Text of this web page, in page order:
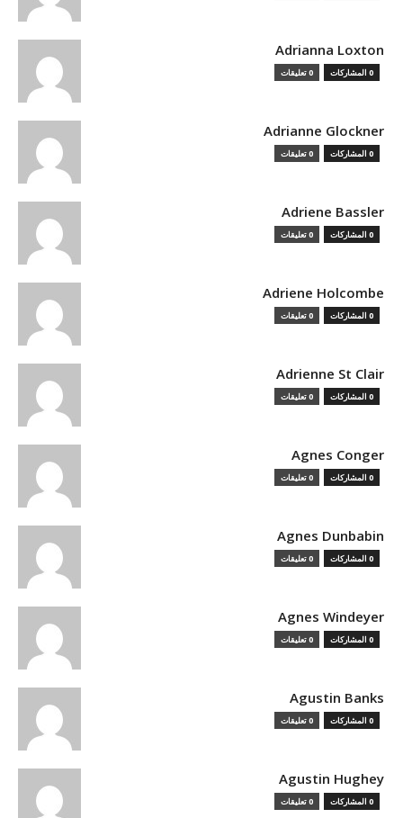
Adrianna Loxton
0 المشاركات 0 تعليقات
Adrianne Glockner
0 المشاركات 0 تعليقات
Adriene Bassler
0 المشاركات 0 تعليقات
Adriene Holcombe
0 المشاركات 0 تعليقات
Adrienne St Clair
0 المشاركات 0 تعليقات
Agnes Conger
0 المشاركات 0 تعليقات
Agnes Dunbabin
0 المشاركات 0 تعليقات
Agnes Windeyer
0 المشاركات 0 تعليقات
Agustin Banks
0 المشاركات 0 تعليقات
Agustin Hughey
0 المشاركات 0 تعليقات